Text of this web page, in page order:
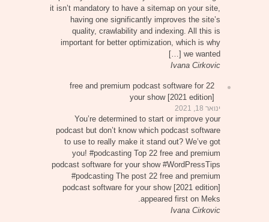
it isn’t mandatory to have a sitemap on your site,
having one significantly improves the site’s
quality, crawlability and indexing. All this is
important for better optimization, which is why
we wanted […]
Ivana Cirkovic
22 free and premium podcast software for
your show [2021 edition]
ינואר 18, 2021
You’re determined to start or improve your
podcast but don’t know which podcast software
to use to really make it stand out? We’ve got
you! #podcasting Top 22 free and premium
podcast software for your show #WordPressTips
#podcasting The post 22 free and premium
podcast software for your show [2021 edition]
appeared first on Meks.
Ivana Cirkovic